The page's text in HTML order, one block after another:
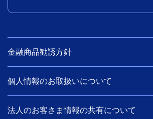
金融商品勧誘方針
個人情報のお取扱いについて
法人のお客さま情報の共有について